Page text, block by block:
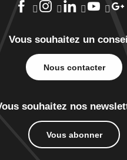
Vous souhaitez un
Nous contacter
souhaitez nos
Vous abonner